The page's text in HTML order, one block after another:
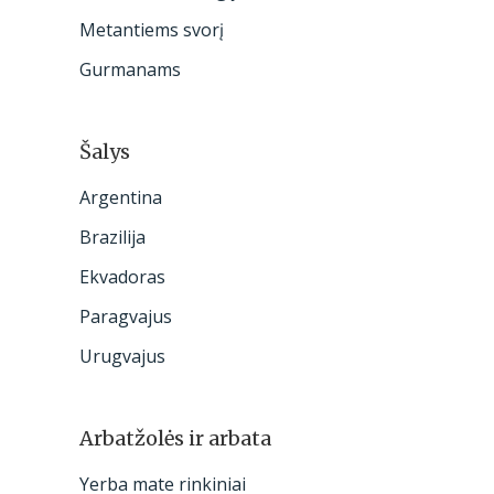
Metantiems svorį
Gurmanams
Šalys
Argentina
Brazilija
Ekvadoras
Paragvajus
Urugvajus
Arbatžolės ir arbata
Yerba mate rinkiniai